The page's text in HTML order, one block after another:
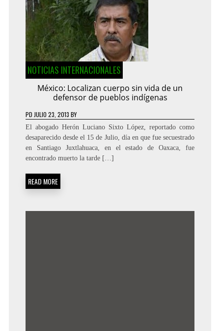
NOTICIAS INTERNACIONALES
México: Localizan cuerpo sin vida de un
defensor de pueblos indígenas
PD JULIO 23, 2013 BY
El abogado Herón Luciano Sixto López, reportado como
desaparecido desde el 15 de Julio, día en que fue secuestrado
en Santiago Juxtlahuaca, en el estado de Oaxaca, fue
encontrado muerto la tarde […]
READ MORE